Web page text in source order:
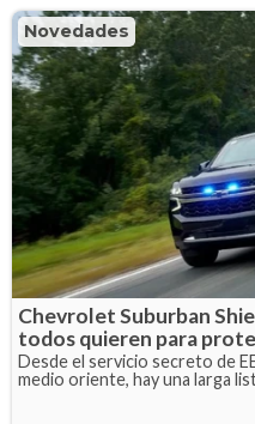
Novedades
Chevrolet Suburban
todos quieren para
Desde el servicio secreto de
medio oriente, hay una larga